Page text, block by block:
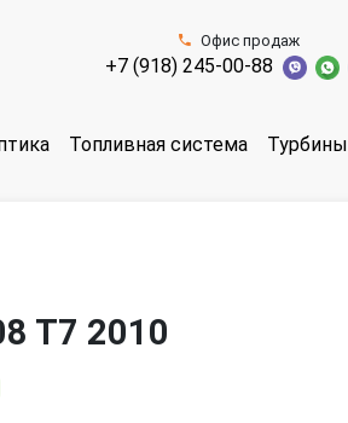
Офис продаж
+7 (918) 245-00-88
Топливная система Турбины
T7 2010